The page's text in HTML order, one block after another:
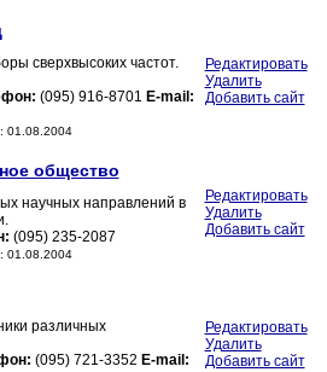
сверхвысоких частот.
(095) 916-8701 E-mail:
01.08.2004
Редактировать
Удалить
Добавить сайт
общество
научных направлений в
(095) 235-2087
01.08.2004
Редактировать
Удалить
Добавить сайт
различных
(095) 721-3352 E-mail:
Редактировать
Удалить
Добавить сайт